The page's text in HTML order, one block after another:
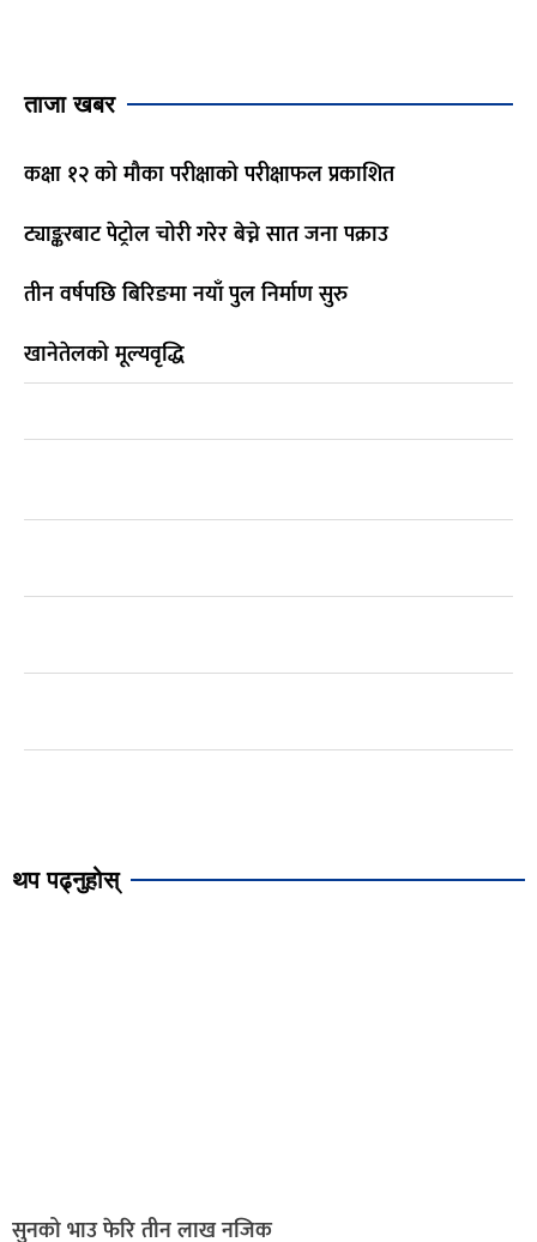
ताजा खबर
कक्षा १२ को मौका परीक्षाको परीक्षाफल प्रकाशित
ट्याङ्करबाट पेट्रोल चोरी गरेर बेच्ने सात जना पक्राउ
तीन वर्षपछि बिरिङमा नयाँ पुल निर्माण सुरु
खानेतेलको मूल्यवृद्धि
थप पढ्नुहोस्
सुनको भाउ फेरि तीन लाख नजिक